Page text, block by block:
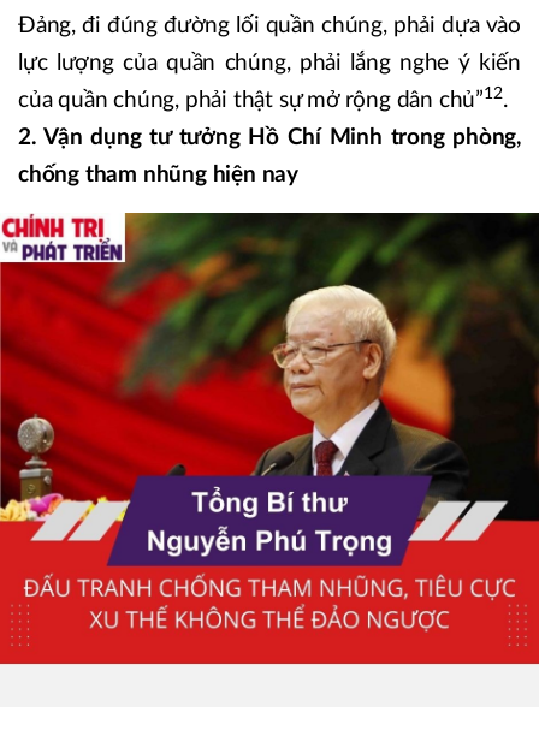
Đảng, đi đúng đường lối quần chúng, phải dựa vào
lực lượng của quần chúng, phải lắng nghe ý kiến
của quần chúng, phải thật sự mở rộng dân chủ”12.
2. Vận dụng tư tưởng Hồ Chí Minh trong phòng,
chống tham nhũng hiện nay